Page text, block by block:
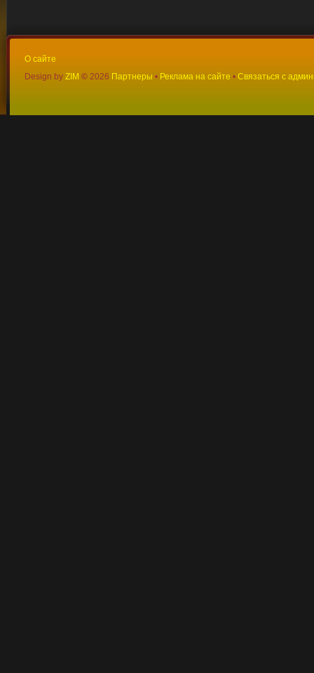
О сайте
Design by ZIM © 2026 Партнеры • Реклама на сайте • Связаться с